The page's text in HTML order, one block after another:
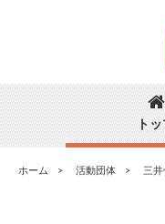
トッ
ホーム 活動団体 三